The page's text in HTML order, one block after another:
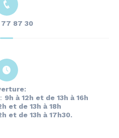
77 87 30
9h à 12h et de 13h à 16h
et de 13h à 18h
et de 13h à 17h30.